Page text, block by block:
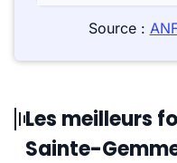
Source :
Les meilleurs
Sainte-